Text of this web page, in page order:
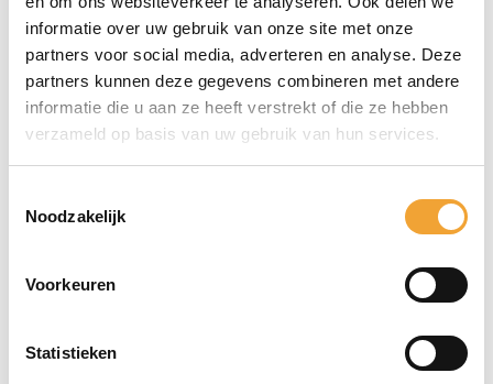
informatie over uw gebruik van onze site met onze
partners voor social media, adverteren en analyse. Deze
partners kunnen deze gegevens combineren met andere
informatie die u aan ze heeft verstrekt of die ze hebben
verzameld op basis van uw gebruik van hun services.
Noodzakelijk
Voorkeuren
Statistieken
verdieping
Tweede
verdieping
2.4
Circa 3
Tweede
2.5
Circa 3
verdieping